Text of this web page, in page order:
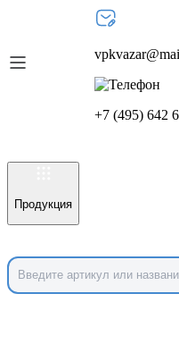
+7 (495) 642
Продукция